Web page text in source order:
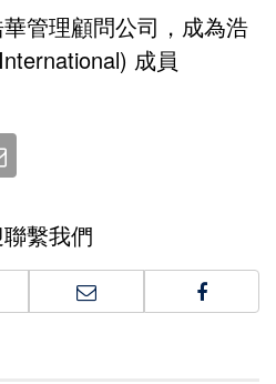
管理顧問公司，成為浩
成員
繫我們